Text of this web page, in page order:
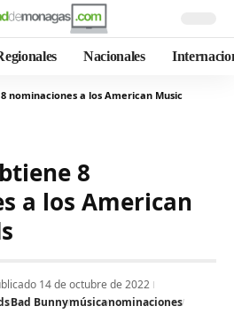
Nacionales
nominaciones a los American Music
8
a los American
14 de octubre de 2022
Bad Bunnymúsicanominaciones